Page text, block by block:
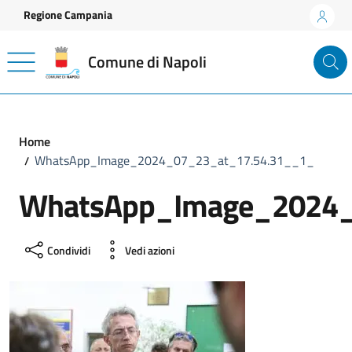
Vai ai contenuti
Vai al footer
Regione Campania
Comune di Napoli
Home
WhatsApp_Image_2024_07_23_at_17.54.31__1_
Condividi Vedi azioni